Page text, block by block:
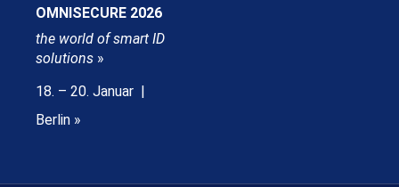
OMNISECURE 2026
the world of smart ID
solutions »
18. – 20. Januar |
Berlin »